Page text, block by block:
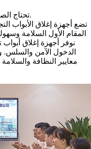
تحتاج الصناعات المختلفة إلى حلول محددة للأبواب.
تضع أجهزة إغلاق الأبواب
المقام الأول السلامة
نوفر أجهزة إغلاق
الدخول الآمن والسلس.
معايير النظافة